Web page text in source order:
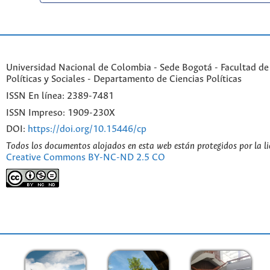
Universidad Nacional de Colombia - Sede Bogotá - Facultad
Políticas y Sociales - Departamento de Ciencias Políticas
ISSN En línea: 2389-7481
ISSN Impreso: 1909-230X
DOI: https://doi.org/10.15446/cp
Todos los documentos alojados en esta web están protegidos por la
Creative Commons BY-NC-ND 2.5 CO